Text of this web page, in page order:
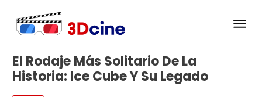
El Rodaje Más Solitario De La
Historia: Ice Cube Y Su Legado